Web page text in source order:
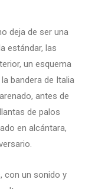
deja de ser una
estándar, las
un esquema
bandera de Italia
antes de
de palos
en alcántara,
con un sonido y